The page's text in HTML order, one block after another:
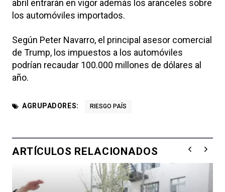
abril entrarán en vigor además los aranceles sobre
los automóviles importados.
Según Peter Navarro, el principal asesor comercial
de Trump, los impuestos a los automóviles
podrían recaudar 100.000 millones de dólares al
año.
AGRUPADORES: RIESGO PAÍS
ARTÍCULOS RELACIONADOS